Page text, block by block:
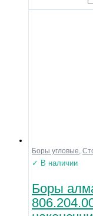
Боры угловые,
✓ В наличии
Боры